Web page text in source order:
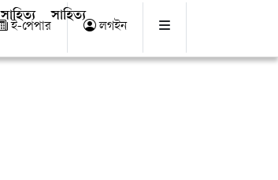
সাহিত্য সাহিত্য
ই-পেপার লগইন